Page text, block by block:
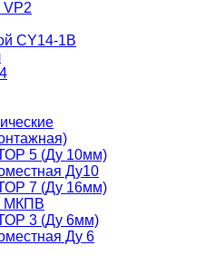
VP2
CY14-1B
5 (Ду 10мм)
Ду10
7 (Ду 16мм)
МКПВ
3 (Ду 6мм)
Ду 6